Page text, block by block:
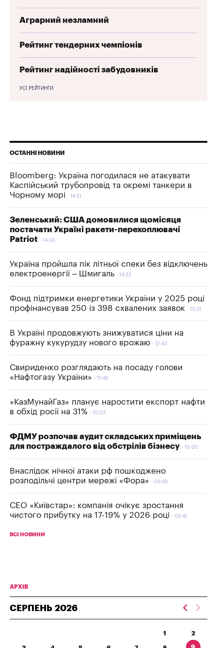
Аграрний незламний
Рейтинг тендерних чемпіонів
Рейтинг надійності забудовників
УСІ РЕЙТИНГИ
ОСТАННІ НОВИНИ
Bloomberg: Україна погодилася не атакувати
Каспійський трубопровід та окремі танкери в
Чорному морі
14:51
Зеленський: США домовилися щомісяця
постачати Україні ракети-перехоплювачі
Patriot
14:43
Україна пройшла пік літньої спеки без відключень
електроенергії – Шмигаль
14:32
Фонд підтримки енергетики України у 2025 році
профінансував 250 із 398 схвалених заявок
13:31
В Україні продовжують знижуватися ціни на
фуражну кукурудзу нового врожаю
12:43
Свириденко розглядають на посаду голови
«Нафтогазу України»
11:46
«КазМунайГаз» планує наростити експорт нафти
в обхід росії на 31%
10:03
ФДМУ розпочав аудит складських приміщень
для постраждалого від обстрілів бізнесу
10:00
Внаслідок нічної атаки рф пошкоджено
розподільчі центри мережі «Фора»
09:49
СЕО «Київстар»: компанія очікує зростання
чистого прибутку на 17-19% у 2026 році
09:41
ВСІ НОВИНИ
АРХІВ
СЕРПЕНЬ 2026
1 2